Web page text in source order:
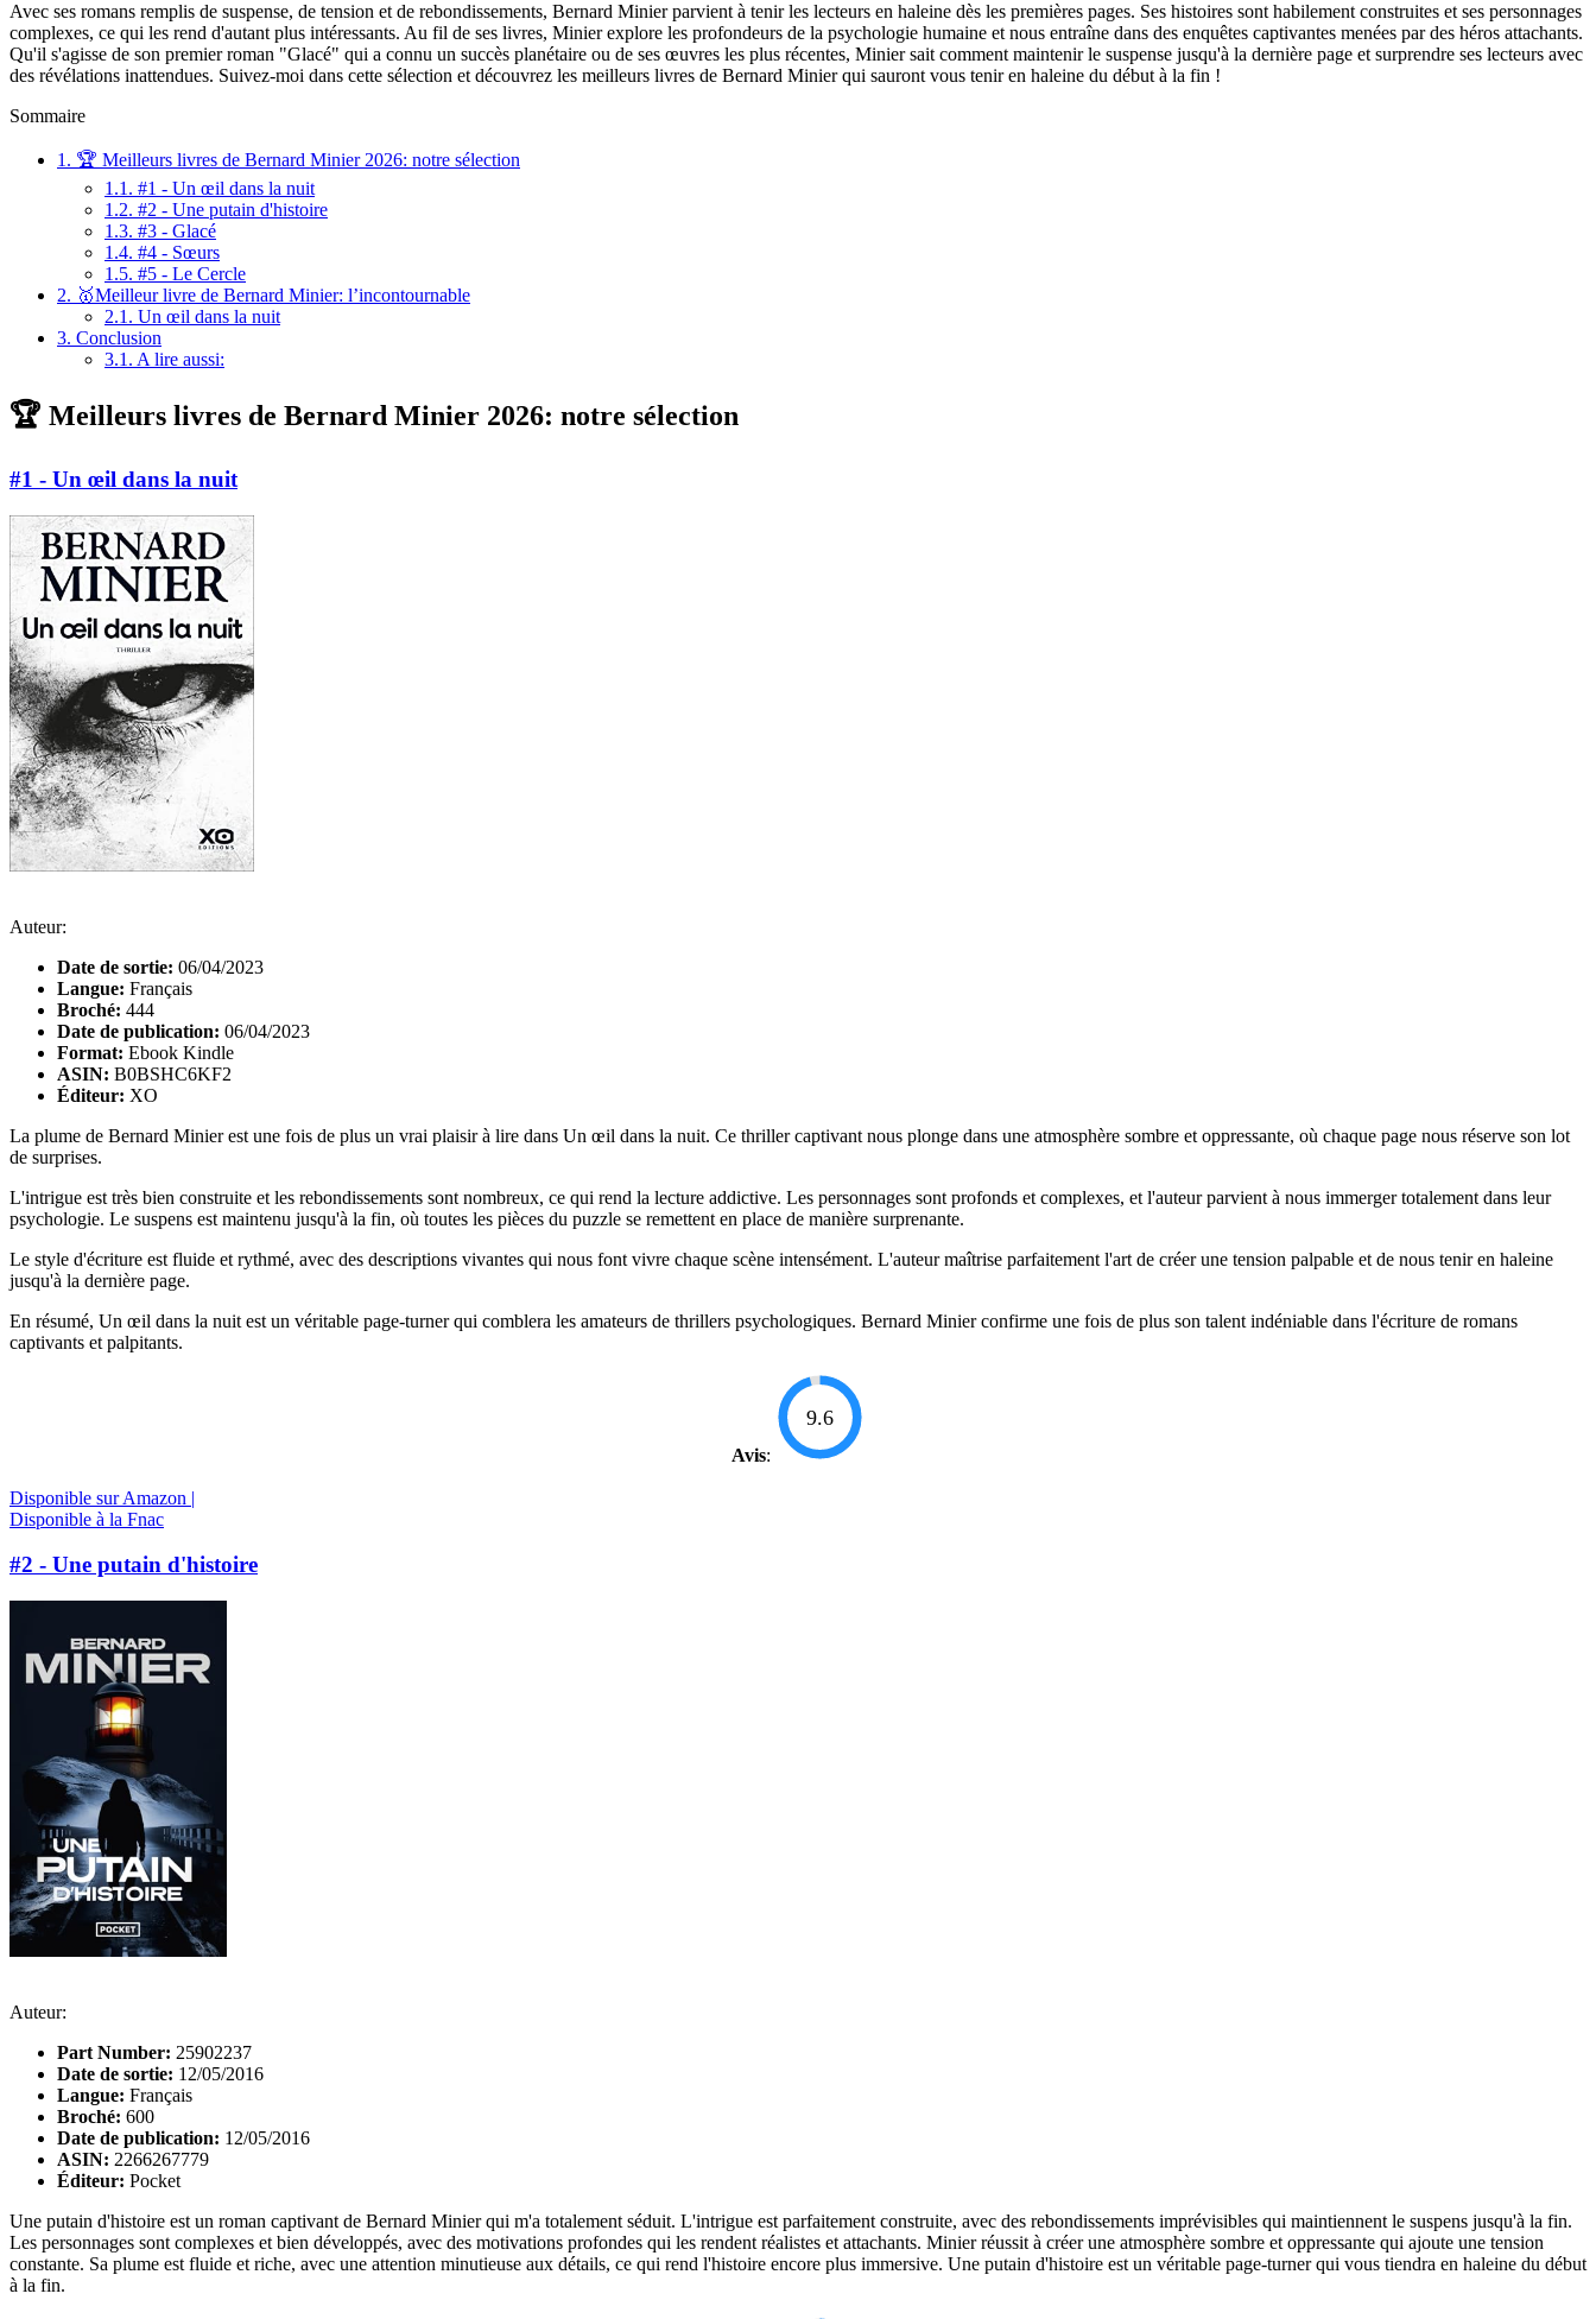
Avec ses romans remplis de suspense, de tension et de rebondissements, Bernard Minier parvient à tenir les lecteurs en haleine dès les premières pages. Ses histoires sont habilement construites et ses personnages
complexes, ce qui les rend d'autant plus intéressants. Au fil de ses livres, Minier explore les profondeurs de la psychologie humaine et nous entraîne dans des enquêtes captivantes menées par des héros attachants.
Qu'il s'agisse de son premier roman "Glacé" qui a connu un succès planétaire ou de ses œuvres les plus récentes, Minier sait comment maintenir le suspense jusqu'à la dernière page et surprendre ses lecteurs avec
des révélations inattendues. Suivez-moi dans cette sélection et découvrez les meilleurs livres de Bernard Minier qui sauront vous tenir en haleine du début à la fin !
Sommaire
1. 🏆 Meilleurs livres de Bernard Minier 2026: notre sélection
1.1. #1 - Un œil dans la nuit
1.2. #2 - Une putain d'histoire
1.3. #3 - Glacé
1.4. #4 - Sœurs
1.5. #5 - Le Cercle
2. 🥇Meilleur livre de Bernard Minier: l’incontournable
2.1. Un œil dans la nuit
3. Conclusion
3.1. A lire aussi:
🏆 Meilleurs livres de Bernard Minier 2026: notre sélection
#1 - Un œil dans la nuit
Auteur:
Date de sortie: 06/04/2023
Langue: Français
Broché: 444
Date de publication: 06/04/2023
Format: Ebook Kindle
ASIN: B0BSHC6KF2
Éditeur: XO
La plume de Bernard Minier est une fois de plus un vrai plaisir à lire dans Un œil dans la nuit. Ce thriller captivant nous plonge dans une atmosphère sombre et oppressante, où chaque page nous réserve son lot
de surprises.
L'intrigue est très bien construite et les rebondissements sont nombreux, ce qui rend la lecture addictive. Les personnages sont profonds et complexes, et l'auteur parvient à nous immerger totalement dans leur
psychologie. Le suspens est maintenu jusqu'à la fin, où toutes les pièces du puzzle se remettent en place de manière surprenante.
Le style d'écriture est fluide et rythmé, avec des descriptions vivantes qui nous font vivre chaque scène intensément. L'auteur maîtrise parfaitement l'art de créer une tension palpable et de nous tenir en haleine
jusqu'à la dernière page.
En résumé, Un œil dans la nuit est un véritable page-turner qui comblera les amateurs de thrillers psychologiques. Bernard Minier confirme une fois de plus son talent indéniable dans l'écriture de romans
captivants et palpitants.
Avis:
9.6
Disponible sur Amazon |
Disponible à la Fnac
#2 - Une putain d'histoire
Auteur:
Part Number: 25902237
Date de sortie: 12/05/2016
Langue: Français
Broché: 600
Date de publication: 12/05/2016
ASIN: 2266267779
Éditeur: Pocket
Une putain d'histoire est un roman captivant de Bernard Minier qui m'a totalement séduit. L'intrigue est parfaitement construite, avec des rebondissements imprévisibles qui maintiennent le suspens jusqu'à la fin.
Les personnages sont complexes et bien développés, avec des motivations profondes qui les rendent réalistes et attachants. Minier réussit à créer une atmosphère sombre et oppressante qui ajoute une tension
constante. Sa plume est fluide et riche, avec une attention minutieuse aux détails, ce qui rend l'histoire encore plus immersive. Une putain d'histoire est un véritable page-turner qui vous tiendra en haleine du début
à la fin.